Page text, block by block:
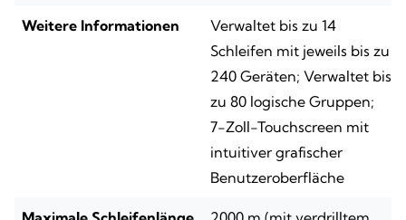
Weitere Informationen
Verwaltet bis zu 14
Schleifen mit jeweils bis zu
240 Geräten; Verwaltet bis
zu 80 logische Gruppen;
7-Zoll-Touchscreen mit
intuitiver grafischer
Benutzeroberfläche